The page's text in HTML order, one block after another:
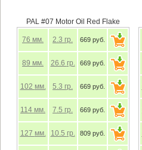
PAL #07 Motor Oil Red Flake
76 мм. 2.3 гр. 669 руб.
89 мм. 26.6 гр. 669 руб.
102 мм. 5.3 гр. 669 руб.
114 мм. 7.5 гр. 669 руб.
127 мм. 10.5 гр. 809 руб.